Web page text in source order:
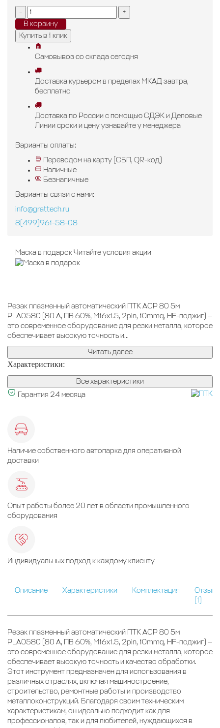
-
+
В корзину
Купить в 1 клик
Самовывоз со склада cегодня
Доставка курьером в пределах МКАД завтра,
бесплатно
Доставка по России с помощью СДЭК и Деловые
Линии сроки и цену узнавайте у менеджера
Варианты оплаты:
Переводом на карту (СБП, QR-код)
Наличные
Безналичные
Варианты связи с нами:
info@grattech.ru
8(499)961-58-08
Маска в подарок Читайте условия акции
Резак плазменный автоматический ПТК ACP 80 5м
PLA0580 (80 А, ПВ 60%, M16x1.5, 2pin, 10mmq, HF-поджиг) —
это современное оборудование для резки металла, которое
обеспечивает высокую точность и...
Читать далее
Характеристики:
Все характеристики
Гарантия 24 месяца
Наличие собственного автопарка для оперативной
доставки
Опыт работы более 20 лет в области промышленного
оборудования
Индивидуальных подход к каждому клиенту
Описание Характеристики Комплектация
(1)
Резак плазменный автоматический ПТК ACP 80 5м
PLA0580 (80 А, ПВ 60%, M16x1.5, 2pin, 10mmq, HF-поджиг) —
это современное оборудование для резки металла, которое
обеспечивает высокую точность и качество обработки.
Этот инструмент предназначен для использования в
различных отраслях, включая машиностроение,
строительство, ремонтные работы и производство
металлоконструкций. Благодаря своим техническим
характеристикам, он идеально подходит как для
профессионалов, так и для любителей, нуждающихся в